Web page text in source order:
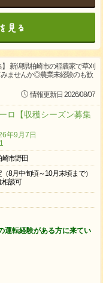
新潟県柏崎市の稲農家で草刈
ませんか◎農業未経験のも歓
情報更新日 2026/08/07
ロ【収穫シーズン募集
年9月7日
市野田
8月中旬頃～10月末頃まで）
談可
転経験がある方に来てい